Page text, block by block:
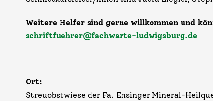
Weitere Helfer sind gerne willkommen und
schriftfuehrer@fachwarte-ludwigsburg.de
Ort:
Streuobstwiese der Fa. Ensinger Mineral-